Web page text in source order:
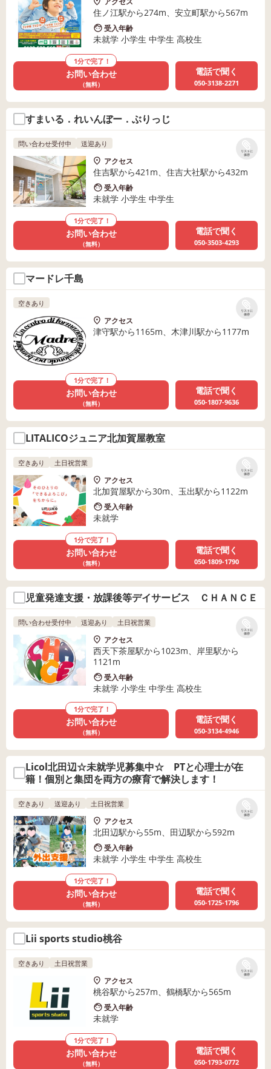
住ノ江駅から274m、安立町駅から567m
受入年齢
未就学 小学生 中学生 高校生
1分で完了！
お問い合わせ
（無料）
電話で聞く
050-3138-2271
すまいる．れいんぼー．ぶりっじ
リストに
保存
問い合わせ受付中 送迎あり
アクセス
住吉駅から421m、住吉大社駅から432m
受入年齢
未就学 小学生 中学生
1分で完了！
お問い合わせ
（無料）
電話で聞く
050-3503-4293
マードレ千島
リストに
保存
空きあり
アクセス
津守駅から1165m、木津川駅から1177m
1分で完了！
お問い合わせ
（無料）
電話で聞く
050-1807-9636
LITALICOジュニア北加賀屋教室
リストに
保存
空きあり 土日祝営業
アクセス
北加賀屋駅から30m、玉出駅から1122m
受入年齢
未就学
1分で完了！
お問い合わせ
（無料）
電話で聞く
050-1809-1790
児童発達支援・放課後等デイサービス ＣＨＡＮＣＥ
リストに
保存
問い合わせ受付中 送迎あり 土日祝営業
アクセス
西天下茶屋駅から1023m、岸里駅から
1121m
受入年齢
未就学 小学生 中学生 高校生
1分で完了！
お問い合わせ
（無料）
電話で聞く
050-3134-4946
Licol北田辺☆未就学児募集中☆ PTと心理士が在
籍！個別と集団を両方の療育で解決します！
リストに
保存
空きあり 送迎あり 土日祝営業
アクセス
北田辺駅から55m、田辺駅から592m
受入年齢
未就学 小学生 中学生 高校生
1分で完了！
お問い合わせ
（無料）
電話で聞く
050-1725-1796
Lii sports studio桃谷
リストに
保存
空きあり 土日祝営業
アクセス
桃谷駅から257m、鶴橋駅から565m
受入年齢
未就学
1分で完了！
お問い合わせ
（無料）
電話で聞く
050-1793-0772